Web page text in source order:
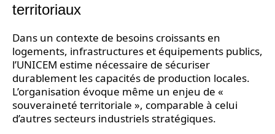
territoriaux
Dans un contexte de besoins croissants en
logements, infrastructures et équipements publics,
l’UNICEM estime nécessaire de sécuriser
durablement les capacités de production locales.
L’organisation évoque même un enjeu de «
souveraineté territoriale », comparable à celui
d’autres secteurs industriels stratégiques.